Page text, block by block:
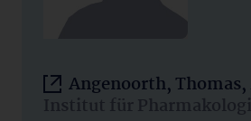
Angenoorth, Thomas,
Institut für